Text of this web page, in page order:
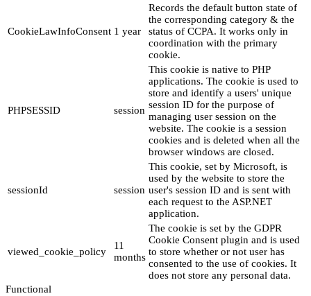
CookieLawInfoConsent 1 year
Records the default button state of
the corresponding category & the
status of CCPA. It works only in
coordination with the primary
cookie.
PHPSESSID session
This cookie is native to PHP
applications. The cookie is used to
store and identify a users' unique
session ID for the purpose of
managing user session on the
website. The cookie is a session
cookies and is deleted when all the
browser windows are closed.
sessionId session
This cookie, set by Microsoft, is
used by the website to store the
user's session ID and is sent with
each request to the ASP.NET
application.
viewed_cookie_policy
11
months
The cookie is set by the GDPR
Cookie Consent plugin and is used
to store whether or not user has
consented to the use of cookies. It
does not store any personal data.
Functional